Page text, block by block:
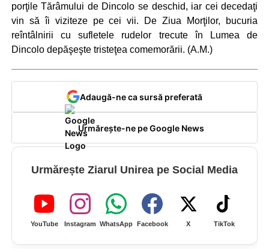
porţile Tărâmului de Dincolo se deschid, iar cei decedaţi
vin să îi viziteze pe cei vii. De Ziua Morţilor, bucuria
reîntâlnirii cu sufletele rudelor trecute în Lumea de
Dincolo depăşeşte tristeţea comemorării. (A.M.)
Adaugă-ne ca sursă preferată
Urmărește-ne pe Google News
Urmărește Ziarul Unirea pe Social Media
YouTube Instagram WhatsApp Facebook X TikTok